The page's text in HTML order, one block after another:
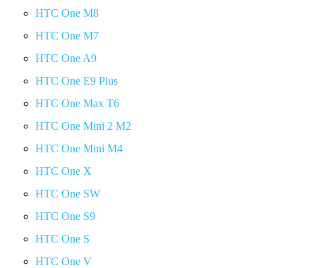
HTC One M8
HTC One M7
HTC One A9
HTC One E9 Plus
HTC One Max T6
HTC One Mini 2 M2
HTC One Mini M4
HTC One X
HTC One SW
HTC One S9
HTC One S
HTC One V